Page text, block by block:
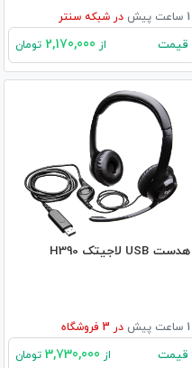
1 ساعت پیش در شبکه سنتر
قیمت از تومان
هدست USB لاجیتک H390
1 ساعت پیش در فروشگاه
قیمت از تومان